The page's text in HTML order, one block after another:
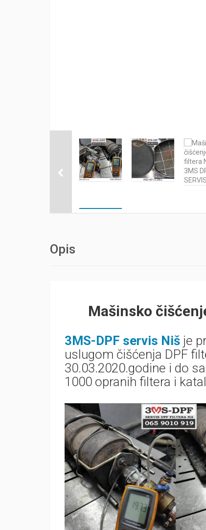
Opis
Mašinsko
3MS-DPF servis Niš je
uslugom čišćenja DPF
30.03.2020.godine i do
1000 opranih filtera i